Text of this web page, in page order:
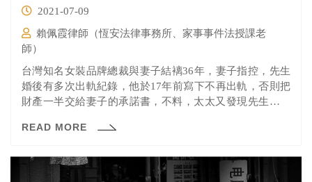
2021-07-09
賴佩霞律師（恆安法律事務所、家事事件法授課老
師）
台灣知名女裝品牌總裁與妻子結褵36年，妻子指控，先生
婚後有多次出軌紀錄，他於17年前寫下不再出軌，否則把
財產一半交給妻子的承諾書，不料，太太又發現先生疑似
財產3億5861萬元的先生應履行承諾，先支付5000萬元，
一般男女交往分際，判決應支付妻妻子5000萬元，可上訴
（新聞連結。請參考臺中地院109年度重家訴字第4號民事
READ MORE